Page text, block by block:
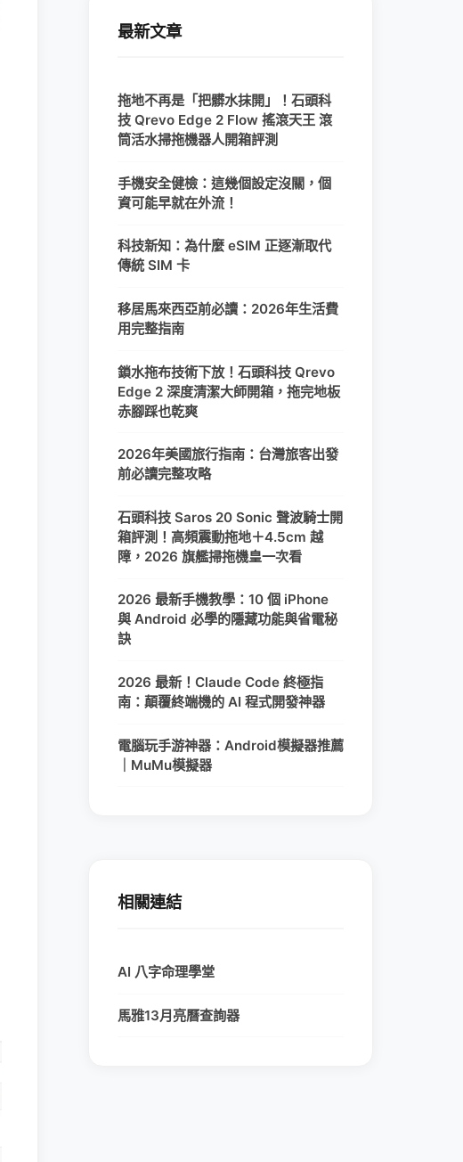
最新文章
拖地不再是「把髒水抹開」！石頭科
技 Qrevo Edge 2 Flow 搖滾天王 滾
筒活水掃拖機器人開箱評測
手機安全健檢：這幾個設定沒關，個
資可能早就在外流！
科技新知：為什麼 eSIM 正逐漸取代
傳統 SIM 卡
移居馬來西亞前必讀：2026年生活費
用完整指南
鎖水拖布技術下放！石頭科技 Qrevo
Edge 2 深度清潔大師開箱，拖完地板
赤腳踩也乾爽
2026年美國旅行指南：台灣旅客出發
前必讀完整攻略
石頭科技 Saros 20 Sonic 聲波騎士開
箱評測！高頻震動拖地＋4.5cm 越
障，2026 旗艦掃拖機皇一次看
2026 最新手機教學：10 個 iPhone
與 Android 必學的隱藏功能與省電秘
訣
2026 最新！Claude Code 終極指
南：顛覆終端機的 AI 程式開發神器
電腦玩手游神器：Android模擬器推薦
｜MuMu模擬器
相關連結
AI 八字命理學堂
馬雅13月亮曆查詢器